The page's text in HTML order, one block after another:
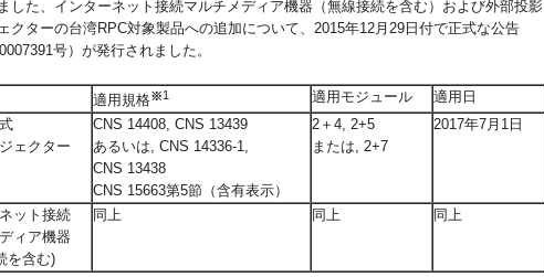
した、インターネット接続マルチメディア機器（無線接続を含む）および外部投影
クターの台湾RPC対象製品への追加について、2015年12月29日付で正式な公告
号）が発行されました。
適用規格※1 適用モジュール
適用日
影式
クター
CNS 14408, CNS 13439
あるいは, CNS 14336-1,
CNS 13438
CNS 15663第5節（含有表示）
2＋4, 2+5
または, 2+7
2017年7月1日
ット接続
ィア機器
を含む)
同上 同上 同上